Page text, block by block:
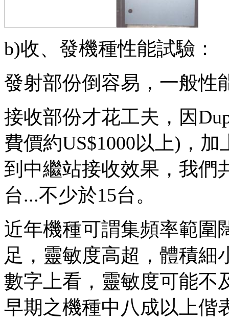
b)收、發機種性能試驗：
發射部份倒容易，一般性
接收部份才花工夫，因
費價約US$1000以上)，
到中繼站接收效果，我們
台...不少於15台。
近年機種可謂集頻率範圍
足，靈敏度高超，體積細
數字上看，靈敏度可能不
早期之機種中八成以上偕